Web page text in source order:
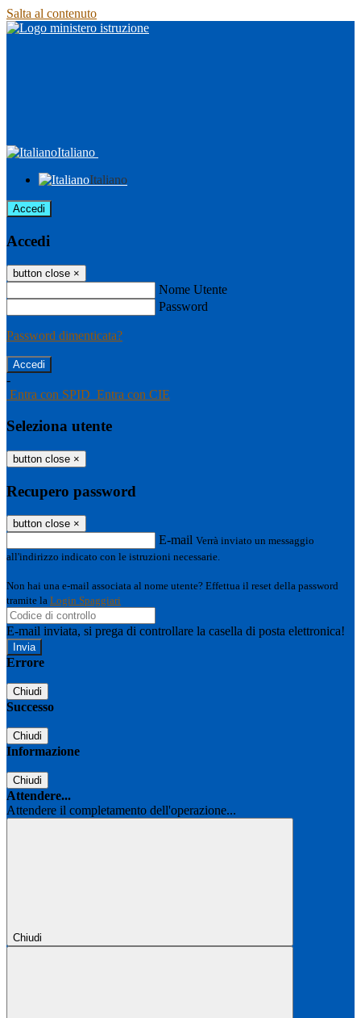
Salta al contenuto
Italiano
Italiano
Accedi
Accedi
button close ×
Nome Utente
Password
Password dimenticata?
-
Entra con SPID Entra con CIE
Seleziona utente
button close ×
Recupero password
button close ×
E-mail Verrà inviato un messaggio
all'indirizzo indicato con le istruzioni necessarie.
Non hai una e-mail associata al nome utente? Effettua il reset della password
tramite la Login Spaggiari
E-mail inviata, si prega di controllare la casella di posta elettronica!
Errore
Chiudi
Successo
Chiudi
Informazione
Chiudi
Attendere...
Attendere il completamento dell'operazione...
Chiudi